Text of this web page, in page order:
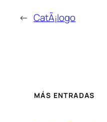
← CatÃ¡logo
MÁS ENTRADAS